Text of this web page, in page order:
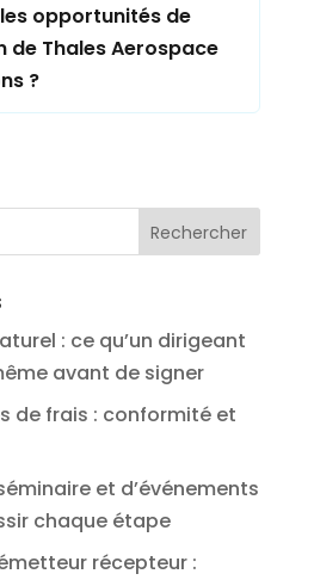
opportunités de
de Thales Aerospace
?
: ce qu’un dirigeant
avant de signer
de frais : conformité et
et d’événements
chaque étape
récepteur :